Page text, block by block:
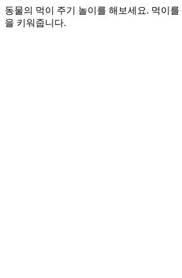
동물의 먹이 주기 놀이를 해보세요. 먹이
을 키워줍니다.